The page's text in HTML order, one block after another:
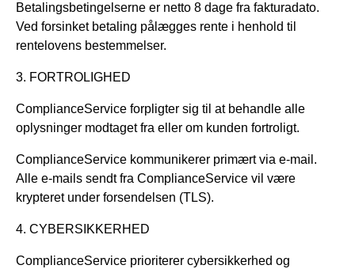
Betalingsbetingelserne er netto 8 dage fra fakturadato.
Ved forsinket betaling pålægges rente i henhold til
rentelovens bestemmelser.
3. FORTROLIGHED
ComplianceService forpligter sig til at behandle alle
oplysninger modtaget fra eller om kunden fortroligt.
ComplianceService kommunikerer primært via e-mail.
Alle e-mails sendt fra ComplianceService vil være
krypteret under forsendelsen (TLS).
4. CYBERSIKKERHED
ComplianceService prioriterer cybersikkerhed og